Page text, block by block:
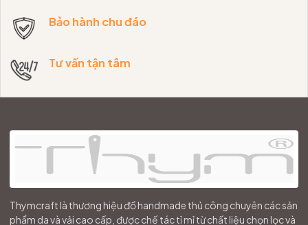
Bảo hành chu đáo
Tư vấn tận tâm
Thymcraft là thương hiệu đồ handmade thủ công chuyên các sản
phẩm da và vải cao cấp, được chế tác tỉ mỉ từ chất liệu chọn lọc và